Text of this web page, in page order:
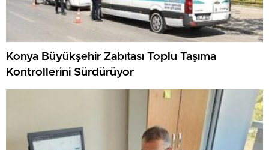
Konya Büyükşehir Zabıtası Toplu Taşıma
Kontrollerini Sürdürüyor